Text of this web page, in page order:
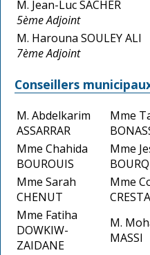
M. Jean-Luc SACHER
5ème Adjoint
M. Harouna SOULEY ALI
7ème Adjoint
Conseillers
M. Abdelkarim
ASSARRAR
Mme
Mme Chahida
BOUROUIS
Mme
Mme Sarah
CHENUT
Mme
Mme Fatiha
DOWKIW-
ZAIDANE
M.
MASSI